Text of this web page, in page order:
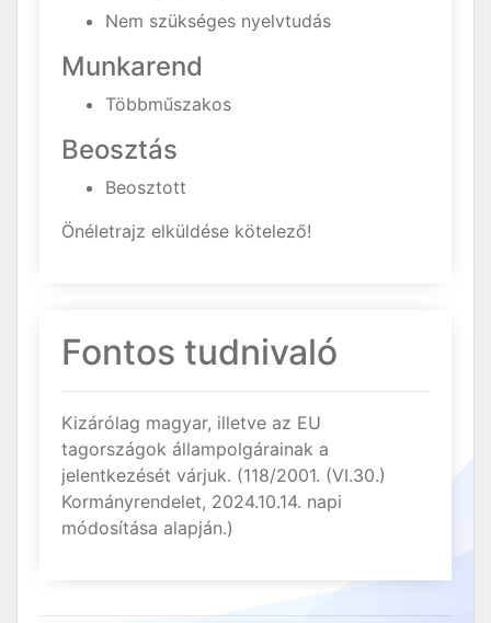
Nem szükséges nyelvtudás
Munkarend
Többműszakos
Beosztás
Beosztott
Önéletrajz elküldése kötelező!
Fontos tudnivaló
Kizárólag magyar, illetve az EU
tagországok állampolgárainak a
jelentkezését várjuk. (118/2001. (VI.30.)
Kormányrendelet, 2024.10.14. napi
módosítása alapján.)